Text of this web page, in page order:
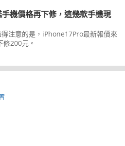
注意的是，iPhone17Pro最新報價來
200元。